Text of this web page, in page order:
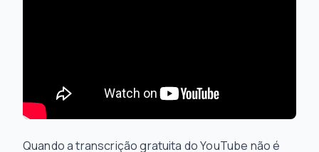
Quando a transcrição gratuita do YouTube não é